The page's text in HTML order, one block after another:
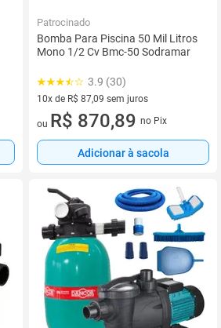
Patrocinado
Bomba Para Piscina 50 Mil Litros
Mono 1/2 Cv Bmc-50 Sodramar
3.9 (30)
10x de R$ 87,09 sem juros
10 vez de R$ 87,09 sem juros
ou R$ 870,89 no Pix
Adicionar à sacola